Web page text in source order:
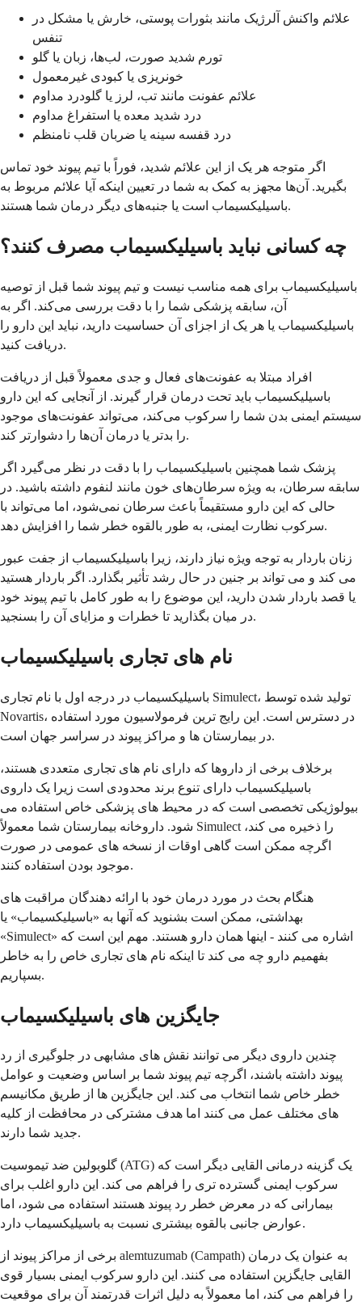
علائم واکنش آلرژیک مانند بثورات پوستی، خارش یا مشکل در
تنفس
تورم شدید صورت، لب‌ها، زبان یا گلو
خونریزی یا کبودی غیرمعمول
علائم عفونت مانند تب، لرز یا گلودرد مداوم
درد شدید معده یا استفراغ مداوم
درد قفسه سینه یا ضربان قلب نامنظم
اگر متوجه هر یک از این علائم شدید، فوراً با تیم پیوند خود تماس
بگیرید. آن‌ها مجهز به کمک به شما در تعیین اینکه آیا علائم مربوط به
باسیلیکسیماب است یا جنبه‌های دیگر درمان شما هستند.
چه کسانی نباید باسیلیکسیماب مصرف کنند؟
باسیلیکسیماب برای همه مناسب نیست و تیم پیوند شما قبل از توصیه
آن، سابقه پزشکی شما را با دقت بررسی می‌کند. اگر به
باسیلیکسیماب یا هر یک از اجزای آن حساسیت دارید، نباید این دارو را
دریافت کنید.
افراد مبتلا به عفونت‌های فعال و جدی معمولاً قبل از دریافت
باسیلیکسیماب باید تحت درمان قرار گیرند. از آنجایی که این دارو
سیستم ایمنی بدن شما را سرکوب می‌کند، می‌تواند عفونت‌های موجود
را بدتر یا درمان آن‌ها را دشوارتر کند.
پزشک شما همچنین باسیلیکسیماب را با دقت در نظر می‌گیرد اگر
سابقه سرطان، به ویژه سرطان‌های خون مانند لنفوم داشته باشید. در
حالی که این دارو مستقیماً باعث سرطان نمی‌شود، اما می‌تواند با
سرکوب نظارت ایمنی، به طور بالقوه خطر شما را افزایش دهد.
زنان باردار به توجه ویژه نیاز دارند، زیرا باسیلیکسیماب از جفت عبور
می کند و می تواند بر جنین در حال رشد تأثیر بگذارد. اگر باردار هستید
یا قصد باردار شدن دارید، این موضوع را به طور کامل با تیم پیوند خود
در میان بگذارید تا خطرات و مزایای آن را بسنجید.
نام های تجاری باسیلیکسیماب
باسیلیکسیماب در درجه اول با نام تجاری Simulect، تولید شده توسط
Novartis، در دسترس است. این رایج ترین فرمولاسیون مورد استفاده
در بیمارستان ها و مراکز پیوند در سراسر جهان است.
برخلاف برخی از داروها که دارای نام های تجاری متعددی هستند،
باسیلیکسیماب دارای تنوع برند محدودی است زیرا یک داروی
بیولوژیکی تخصصی است که در محیط های پزشکی خاص استفاده می
شود. داروخانه بیمارستان شما معمولاً Simulect را ذخیره می کند،
اگرچه ممکن است گاهی اوقات از نسخه های عمومی در صورت
موجود بودن استفاده کنند.
هنگام بحث در مورد درمان خود با ارائه دهندگان مراقبت های
بهداشتی، ممکن است بشنوید که آنها به «باسیلیکسیماب» یا
«Simulect» اشاره می کنند - اینها همان دارو هستند. مهم این است که
بفهمیم دارو چه می کند تا اینکه نام های تجاری خاص را به خاطر
بسپاریم.
جایگزین های باسیلیکسیماب
چندین داروی دیگر می توانند نقش های مشابهی در جلوگیری از رد
پیوند داشته باشند، اگرچه تیم پیوند شما بر اساس وضعیت و عوامل
خطر خاص شما انتخاب می کند. این جایگزین ها از طریق مکانیسم
های مختلف عمل می کنند اما هدف مشترکی در محافظت از کلیه
جدید شما دارند.
گلوبولین ضد تیموسیت (ATG) یک گزینه درمانی القایی دیگر است که
سرکوب ایمنی گسترده تری را فراهم می کند. این دارو اغلب برای
بیمارانی که در معرض خطر رد پیوند هستند استفاده می شود، اما
عوارض جانبی بالقوه بیشتری نسبت به باسیلیکسیماب دارد.
برخی از مراکز پیوند از alemtuzumab (Campath) به عنوان یک درمان
القایی جایگزین استفاده می کنند. این دارو سرکوب ایمنی بسیار قوی
را فراهم می کند، اما معمولاً به دلیل اثرات قدرتمند آن برای موقعیت